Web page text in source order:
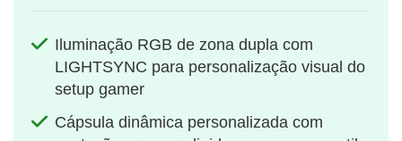
Iluminação RGB de zona dupla com
LIGHTSYNC para personalização visual do
setup gamer
Cápsula dinâmica personalizada com